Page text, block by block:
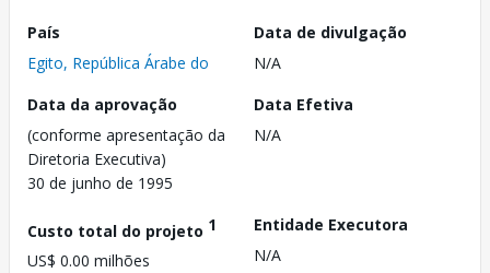
País
Egito, República Árabe do
Data de divulgação
N/A
Data da aprovação
(conforme apresentação da
Diretoria Executiva)
30 de junho de 1995
Data Efetiva
N/A
Custo total do projeto 1
US$ 0.00 milhões
Entidade Executora
N/A